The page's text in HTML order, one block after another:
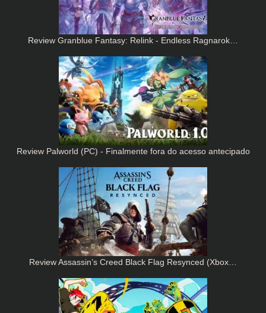
Review Granblue Fantasy: Relink - Endless Ragnarok…
Review Palworld (PC) - Finalmente fora do acesso antecipado
Review Assassin’s Creed Black Flag Resynced (Xbox…